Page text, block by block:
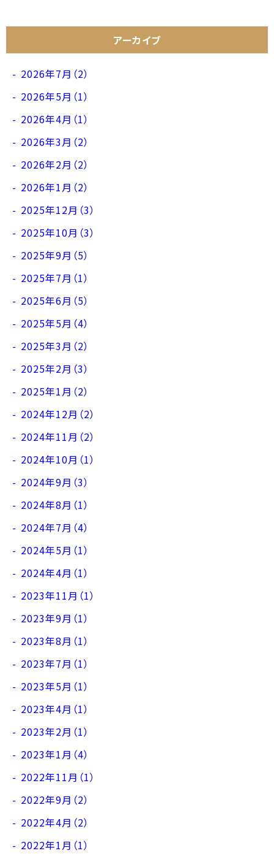
アーカイブ
2026年7月（2）
2026年5月（1）
2026年4月（1）
2026年3月（2）
2026年2月（2）
2026年1月（2）
2025年12月（3）
2025年10月（3）
2025年9月（5）
2025年7月（1）
2025年6月（5）
2025年5月（4）
2025年3月（2）
2025年2月（3）
2025年1月（2）
2024年12月（2）
2024年11月（2）
2024年10月（1）
2024年9月（3）
2024年8月（1）
2024年7月（4）
2024年5月（1）
2024年4月（1）
2023年11月（1）
2023年9月（1）
2023年8月（1）
2023年7月（1）
2023年5月（1）
2023年4月（1）
2023年2月（1）
2023年1月（4）
2022年11月（1）
2022年9月（2）
2022年4月（2）
2022年1月（1）